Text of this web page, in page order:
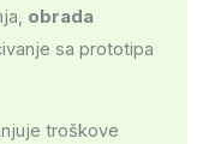
obrada
sa prototipa
troškove